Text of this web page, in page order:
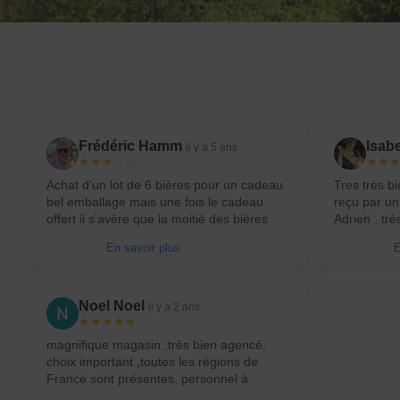
Frédéric Hamm il y a 5 ans
★★★☆☆
Achat d'un lot de 6 bières pour un cadeau.
bel emballage mais une fois le cadeau
offert il s'avère que la moitié des bières
5 jours suivants. Le commerçant a réagi
En savoir plus
Tres très
reçu par
Adrien ,
de Noël et
Noel Noel il y a 2 ans
★★★★★
magnifique magasin ,très bien agencé,
choix important ,toutes les régions de
France sont présentes, personnel à